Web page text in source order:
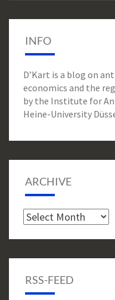
INFO
D’Kart is a blog on
economics and the
by the Institute for
Heine-University
ARCHIVE
Archive
RSS-FEED